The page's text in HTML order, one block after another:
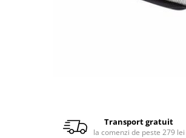
Transport gratuit
la comenzi de peste 279 lei